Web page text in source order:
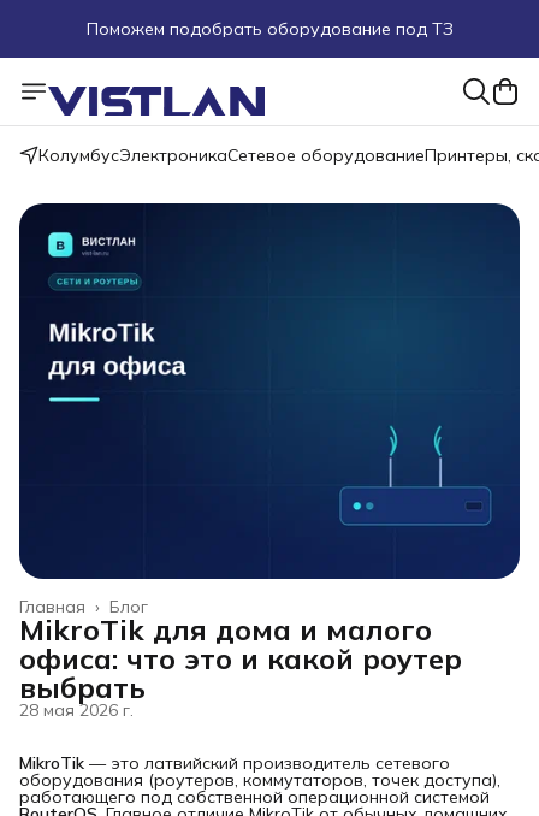
Поможем подобрать оборудование под ТЗ
Пуско-наладочные работы
Пришлите запрос на e-mail или в чат
Более 100 000 позиций в наличии и под заказ
КолумбусЭлектроникаСетевое оборудованиеПринтеры,
Блог
Главная ›
MikroTik для дома и малого
офиса: что это и какой роутер
выбрать
28 мая 2026 г.
MikroTik — это латвийский производитель сетевого
оборудования (роутеров, коммутаторов, точек доступа),
работающего под собственной операционной системой